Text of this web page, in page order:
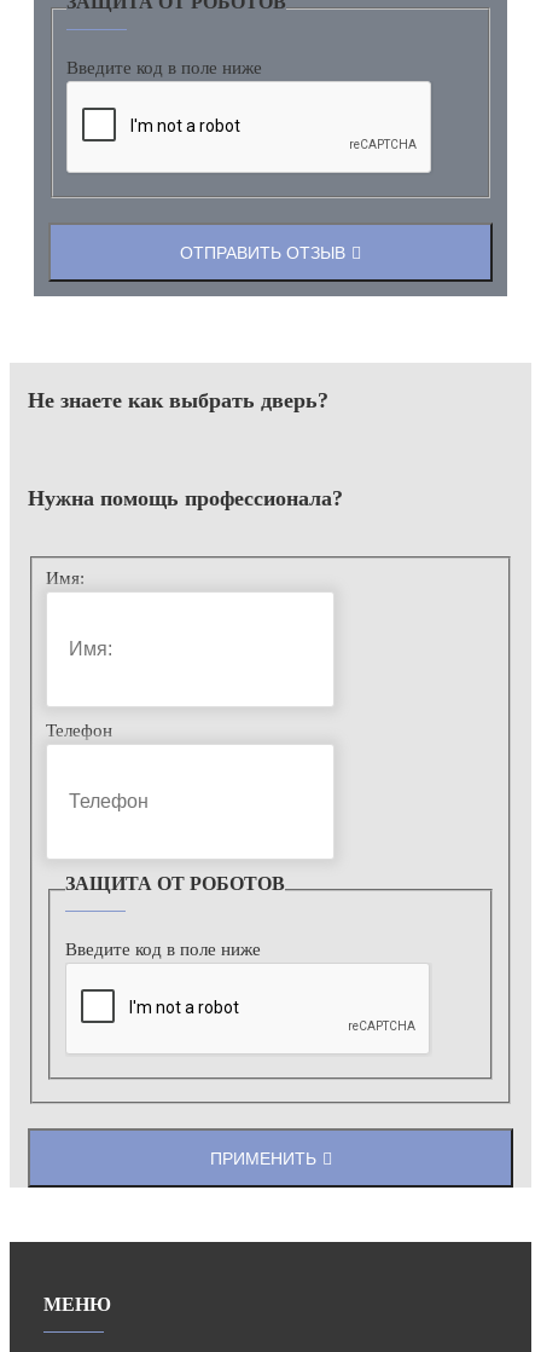
Введите код в поле ниже
ОТПРАВИТЬ ОТЗЫВ
Не знаете как выбрать дверь?
Нужна помощь профессионала?
Имя:
Телефон
ЗАЩИТА ОТ РОБОТОВ
Введите код в поле ниже
ПРИМЕНИТЬ
МЕНЮ